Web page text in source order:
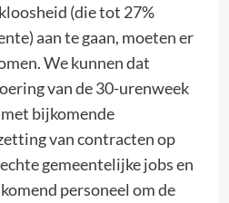
(die tot 27%
aan te gaan, moeten er
We kunnen dat
van de 30-urenweek
bijkomende
van contracten op
gemeentelijke jobs en
personeel om de